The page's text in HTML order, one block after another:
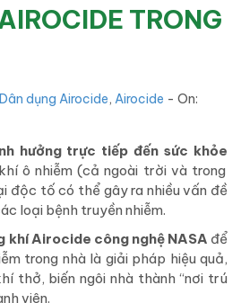
TRONG
Dân dụng Airocide, Airocide - On:
hưởng trực tiếp đến sức khỏe
ô nhiễm (cả ngoài trời và trong
độc tố có thể gây ra nhiều vấn đề
loại bệnh truyền nhiễm.
khí Airocide công nghệ NASA để
trong nhà là giải pháp hiệu quả,
thở, biến ngôi nhà thành “nơi trú
viên.